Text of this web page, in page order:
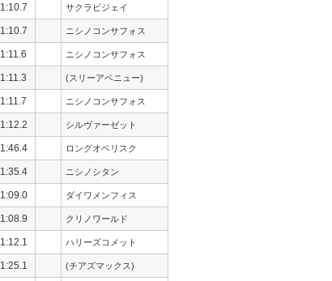
1:10.7 サクラビジェイ
1:10.7 ニシノコンサフォス
1:11.6 ニシノコンサフォス
1:11.3 (スリーアベニュー)
1:11.7 ニシノコンサフォス
1:12.2 シルヴァーゼット
1:46.4 ロングオベリスク
1:35.4 ニシノシタン
1:09.0 ダイワメンフィス
1:08.9 クリノワールド
1:12.1 ハリーズコメット
1:25.1 (チアズマックス)